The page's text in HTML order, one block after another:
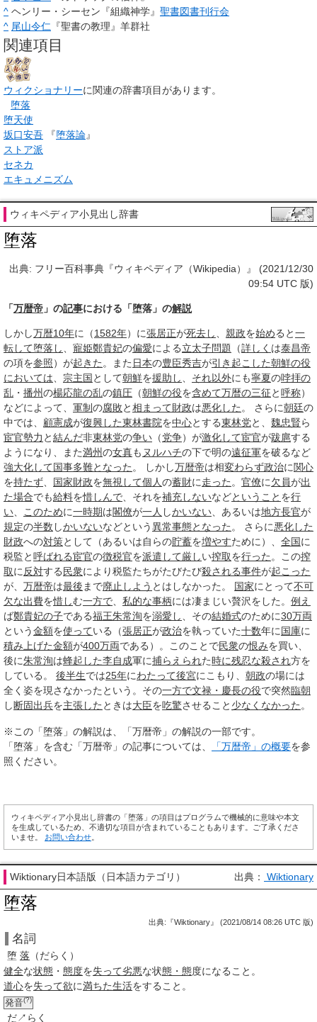
^ ヘンリー・シーセン『組織神学』 聖書図書刊行会
^ 尾山令仁 『聖書の教理』羊群社
関連項目
ウィクショナリーに関連の辞書項目があります。
堕落
堕天使
坂口安吾 『堕落論』
ストア派
セネカ
エキュメニズム
ウィキペディア小見出し辞書
堕落
出典: フリー百科事典『ウィキペディア（Wikipedia）』 (2021/12/30
09:54 UTC 版)
「万暦帝 」の記事における「堕落」の解説
しかし万暦10年に（1582年）に張居正が死去し、 親政を始めると一
転して堕落し、 寵姫鄭貴妃の偏愛による立太子問題 （詳しく は泰昌帝
の項を参照）が起きた。また 日本の豊臣秀吉が引き起こした朝鮮の役
においては、 宗主国 として朝鮮を援助し、 それ以外にも寧夏の哱拝の
乱 ・ 播州の楊応龍の乱の鎮圧 （朝鮮の役を含めて万暦の三征と呼称）
などによって、 軍制の腐敗と相まって財政は悪化した。 さらに朝廷の
中では、 顧憲成が復興した東林書院を中心とする東林党と、 魏忠賢ら
宦官勢力 と結んだ非東林党の争い （党争）が激化して宦官が跋扈する
ようになり、また満州の女真も ヌルハチの下で明の遠征軍を破るなど
強大化して国事多難となった。 しかし万暦帝は相変わらず政治に関心
を持たず、 国家財政を無視して個人の蓄財に走った。 官僚に欠員が出
た場合でも給料を惜しんで、それを補充しないなどということ を行
い、 このために一時期は閣僚が一人 しかいない、あるいは地方長官が
規定の半数 しかいないなどという異常事態となった。 さらに悪化した
財政への対策として（あるいは自らの貯蓄を増やすために）、 全国に
税監と呼ばれる宦官の徴税官を派遣して厳しい搾取を行った。この搾
取に反対する民衆により税監たちがたびたび殺される事件が起こった
が、 万暦帝は最後まで廃止しよう とはしなかった。 国家にとって不可
欠な出費を惜しむ一方で、 私的な事柄には凄まじい贅沢をした。 例え
ば鄭貴妃の子である福王朱常洵を溺愛し、その結婚式のために30万両
という金額を使っている（張居正が政治を執っていた十数年に国庫に
積み上げた金額が400万両である）。このことで民衆の恨みを買い、
後に朱常洵は蜂起した李自成軍に捕らえられた時に残忍な殺され方を
している。 後半生では25年にわたって後宮にこもり、 朝政の場には
全く姿を現さなかったという。その一方で文禄・慶長の役で突然臨朝
し断固出兵を主張した ときは大臣を吃驚させること 少なくなかった。
※この「堕落」の解説は、「万暦帝」の解説の一部です。
「堕落」を含む「万暦帝」の記事については、
「万暦帝」の概要を参
照ください。
ウィキペディア小見出し辞書の「堕落」の項目はプログラムで機械的に意味や本文
を生成しているため、不適切な項目が含まれていることもあります。ご了承くださ
いませ。 お問い合わせ
Wiktionary日本語版（日本語カテゴリ） 出典： Wiktionary
堕落
出典:『Wiktionary』 (2021/08/14 08:26 UTC 版)
名詞
堕 落 （だらく）
健全な状態 ・ 態度を失って劣悪な状態・態度になること。
道心を失って欲に満ちた生活をすること。
発音(?)
だ↗らく